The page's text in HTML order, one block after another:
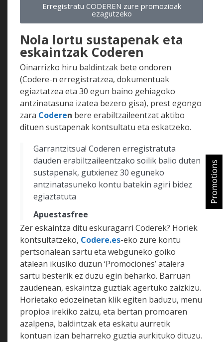
Promotions
Erregistratu CODEREN zure promozioak
ezagutzeko
Nola lortu sustapenak eta
eskaintzak Coderen
Oinarrizko hiru baldintzak bete ondoren
(Codere-n erregistratzea, dokumentuak
egiaztatzea eta 30 egun baino gehiagoko
antzinatasuna izatea bezero gisa), prest egongo
zara Coderen bere erabiltzaileentzat aktibo
dituen sustapenak kontsultatu eta eskatzeko.
Garrantzitsua! Coderen erregistratuta
dauden erabiltzaileentzako soilik balio duten
sustapenak, gutxienez 30 eguneko
antzinatasuneko kontu batekin agiri bidez
egiaztatuta
Apuestasfree
Zer eskaintza ditu eskuragarri Coderek? Horiek
kontsultatzeko, Codere.es-eko zure kontu
pertsonalean sartu eta webguneko goiko
atalean ikusiko duzun ‘Promociones’ atalera
sartu besterik ez duzu egin beharko. Barruan
zaudenean, eskaintza guztiak agertuko zaizkizu.
Horietako edozeinetan klik egiten baduzu, menu
propioa irekiko zaizu, eta bertan promoaren
azalpena, baldintzak eta eskatu aurretik
kontuan izan beharreko guztia aurkituko dituzu.